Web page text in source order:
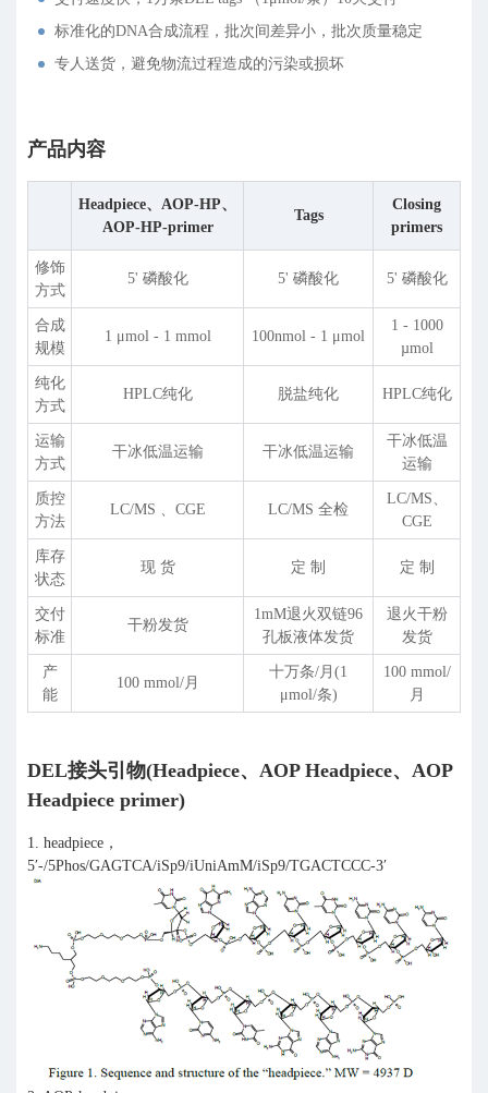
标准化的DNA合成流程，批次间差异小，批次质量稳定
专人送货，避免物流过程造成的污染或损坏
产品内容
Headpiece、AOP-HP、
AOP-HP-primer
Tags
Closing
primers
修饰
方式
5' 磷酸化 5' 磷酸化 5' 磷酸化
合成
规模
1 μmol - 1 mmol 100nmol - 1 μmol
1 - 1000
µmol
纯化
方式
HPLC纯化 脱盐纯化 HPLC纯化
运输
方式
干冰低温运输 干冰低温运输
干冰低温
运输
质控
方法
LC/MS 、CGE LC/MS 全检
LC/MS、
CGE
库存
状态
现 货 定 制 定 制
交付
标准
干粉发货
1mM退火双链96
孔板液体发货
退火干粉
发货
产
能
100 mmol/月
十万条/月(1
μmol/条)
100 mmol/
月
DEL接头引物(Headpiece、AOP Headpiece、AOP
Headpiece primer)
1. headpiece，
5′-/5Phos/GAGTCA/iSp9/iUniAmM/iSp9/TGACTCCC-3′